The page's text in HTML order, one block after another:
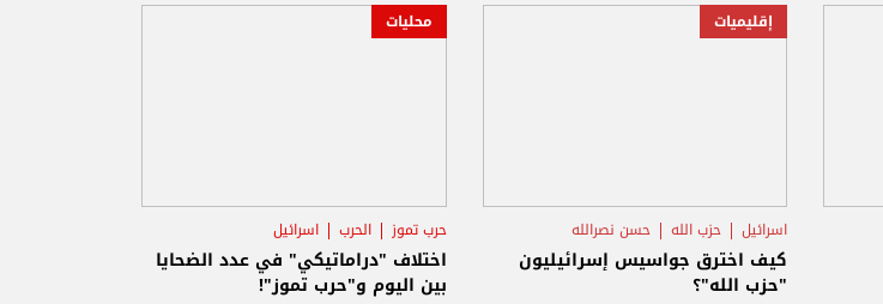
إقليميات
اسرائيل حزب الله حسن نصرالله
كيف اخترق جواسيس إسرائيليون
"حزب الله"؟
محليات
حرب تموز الحرب اسرائيل
اختلاف "دراماتيكي" في عدد الضحايا
بين اليوم و"حرب تموز"!